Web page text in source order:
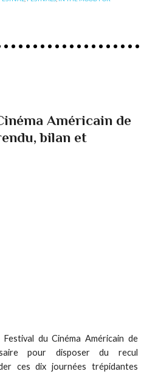
Américain de
bilan et
du Cinéma Américain de
pour disposer du recul
ces dix journées trépidantes